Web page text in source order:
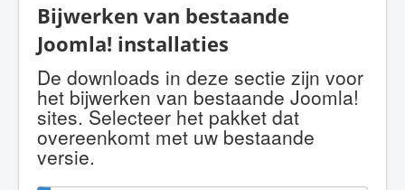
Bijwerken van bestaande
Joomla! installaties
De downloads in deze sectie zijn voor
het bijwerken van bestaande Joomla!
sites. Selecteer het pakket dat
overeenkomt met uw bestaande
versie.